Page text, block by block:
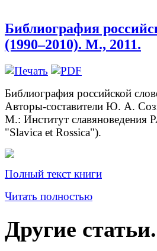
Библиография
(1990–2010). М., 2011.
Библиография российской
Авторы-составители Ю. А.
М.: Институт славяноведения
"Slavica et Rossica").
Полный текст книги
Читать полностью
Другие